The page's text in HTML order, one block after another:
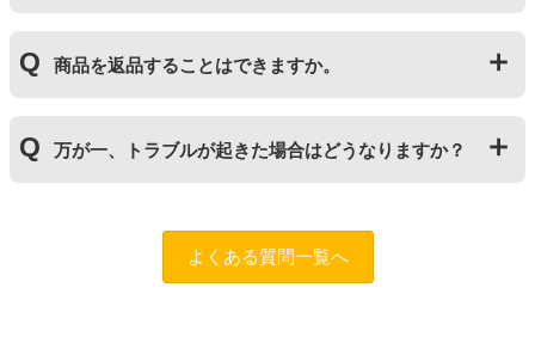
により使用できなくなった場合は、必ず分離してから新
しいものに交換してください。
ジナルの【特別増量版】もございます。
サイクルトナー/ドラムに限り、レビューをご投稿いただ
くことで保証期間が2年に延長されます。
保証期間の2年以内に使い切るようお願いいたします。
商品を返品することはできますか。
用未開封の場合であっても対応することができません。
ご購入前に商品の型番などをよくご確認ください。な
ますので、お手数ですが当店までお問い合わせくださ
万が一、トラブルが起きた場合はどうなりますか？
問合フォーム
ふたつの保証」を設けておりますので、ご購入
よくある質問一覧へ